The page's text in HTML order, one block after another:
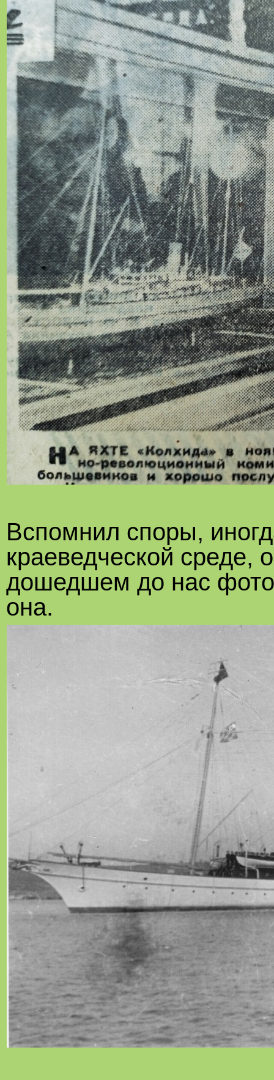
Вспомнил споры,
краеведческой среде,
дошедшем до нас
она.